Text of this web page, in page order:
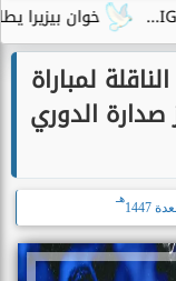
خوان بيزيرا يطلب
لمباراة
صدارة الدوري
هـ